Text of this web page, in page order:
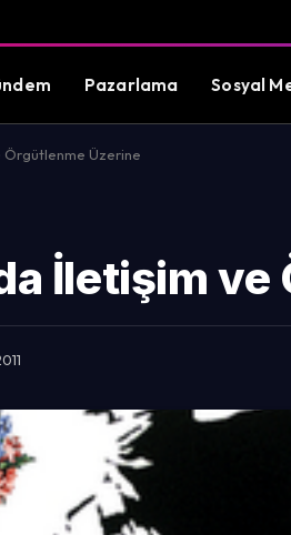
Pazarlama Sosyal
Örgütlenme Üzerine
İletişim